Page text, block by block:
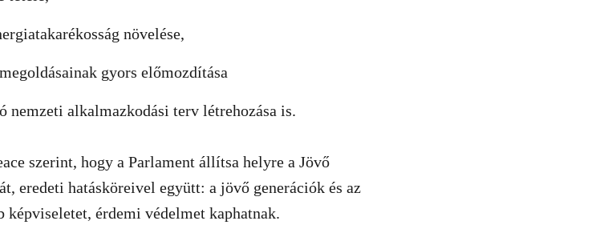
növelése,
gyors előmozdítása
nemzeti alkalmazkodási terv létrehozása is.
szerint, hogy a Parlament állítsa helyre a Jövő
eredeti hatásköreivel együtt: a jövő generációk és az
érdemi védelmet kaphatnak.